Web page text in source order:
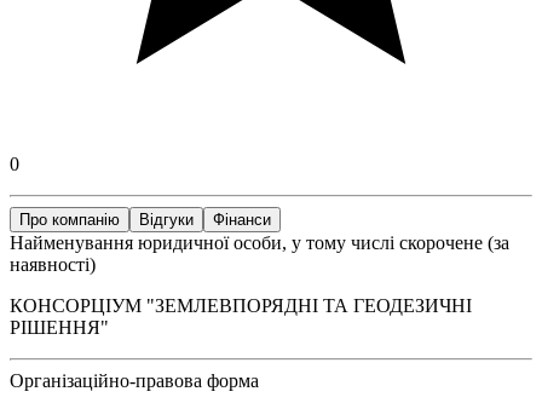
0
Про компанію Відгуки Фінанси
Найменування юридичної особи, у тому числі скорочене (за
наявності)
КОНСОРЦІУМ "ЗЕМЛЕВПОРЯДНІ ТА ГЕОДЕЗИЧНІ
РІШЕННЯ"
Організаційно-правова форма